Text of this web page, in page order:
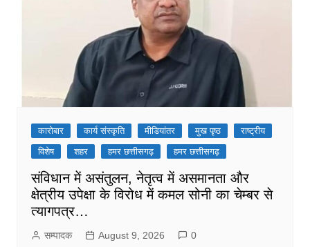
कारोबार कार्य संस्कृति मीडियांतर मुख पृष्ठ
राष्ट्रीय
विशेष
शहर हमर छत्तीसगढ़ हमर छत्तीसगढ़
संविधान में असंतुलन, नेतृत्व में असमानता और
क्षेत्रीय उपेक्षा के विरोध में कमल सोनी का चेम्बर से
त्यागपत्र…
सम्पादक August 9, 2026 0